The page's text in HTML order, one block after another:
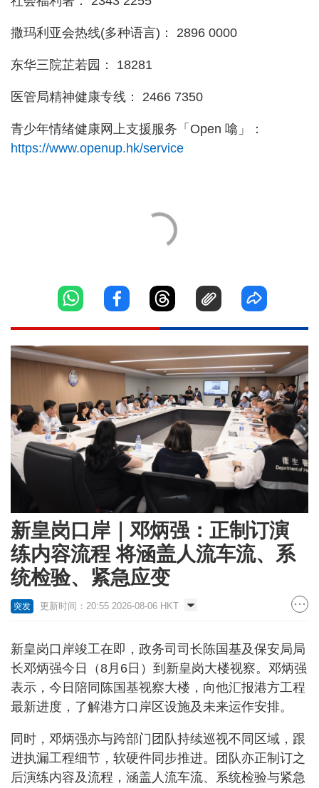
撒玛利亚会热线(多种语言)： 2896 0000
东华三院芷若园： 18281
医管局精神健康专线： 2466 7350
青少年情绪健康网上支援服务「Open 噏」：
https://www.openup.hk/service
新皇岗口岸｜邓炳强：正制订演
练内容流程 将涵盖人流车流、系
统检验、紧急应变
突发 更新时间：20:55 2026-08-06 HKT
新皇岗口岸竣工在即，政务司司长陈国基及保安局局
长邓炳强今日（8月6日）到新皇岗大楼视察。邓炳强
表示，今日陪同陈国基视察大楼，向他汇报港方工程
最新进度，了解港方口岸区设施及未来运作安排。
同时，邓炳强亦与跨部门团队持续巡视不同区域，跟
进执漏工程细节，软硬件同步推进。团队亦正制订之
后演练内容及流程，涵盖人流车流、系统检验与紧急